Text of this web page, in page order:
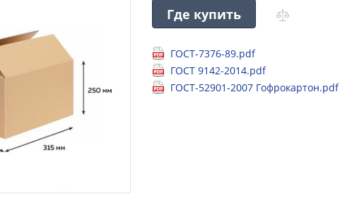
Где купить
ГОСТ-7376-89.pdf
ГОСТ 9142-2014.pdf
ГОСТ-52901-2007 Гофрокартон.pdf